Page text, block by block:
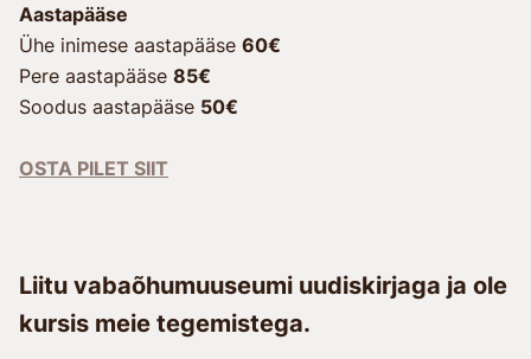
Aastapääse
Ühe inimese aastapääse 60€
Pere aastapääse 85€
Soodus aastapääse 50€
OSTA PILET SIIT
Liitu vabaõhumuuseumi uudiskirjaga ja ole
kursis meie tegemistega.